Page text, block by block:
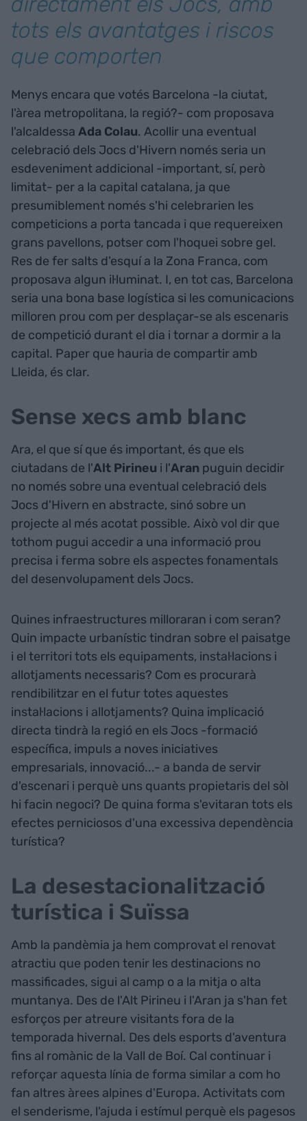
tots els avantatges i riscos
que comporten
Menys encara que votés Barcelona -la ciutat,
l'àrea metropolitana, la regió?- com proposava
l'alcaldessa Ada Colau. Acollir una eventual
celebració dels Jocs d'Hivern només seria un
esdeveniment addicional -important, sí, però
limitat- per a la capital catalana, ja que
presumiblement només s'hi celebrarien les
competicions a porta tancada i que requereixen
grans pavellons, potser com l'hoquei sobre gel.
Res de fer salts d'esquí a la Zona Franca, com
proposava algun il·luminat. I, en tot cas, Barcelona
seria una bona base logística si les comunicacions
milloren prou com per desplaçar-se als escenaris
de competició durant el dia i tornar a dormir a la
capital. Paper que hauria de compartir amb
Lleida, és clar.
Sense xecs amb blanc
Ara, el que sí que és important, és que els
ciutadans de l'Alt Pirineu i l'Aran puguin decidir
no només sobre una eventual celebració dels
Jocs d'Hivern en abstracte, sinó sobre un
projecte al més acotat possible. Això vol dir que
tothom pugui accedir a una informació prou
precisa i ferma sobre els aspectes fonamentals
del desenvolupament dels Jocs.
Quines infraestructures milloraran i com seran?
Quin impacte urbanístic tindran sobre el paisatge
i el territori tots els equipaments, instal·lacions i
allotjaments necessaris? Com es procurarà
rendibilitzar en el futur totes aquestes
instal·lacions i allotjaments? Quina implicació
directa tindrà la regió en els Jocs -formació
específica, impuls a noves iniciatives
empresarials, innovació...- a banda de servir
d'escenari i perquè uns quants propietaris del sòl
hi facin negoci? De quina forma s'evitaran tots els
efectes perniciosos d'una excessiva dependència
turística?
La desestacionalització
turística i Suïssa
Amb la pandèmia ja hem comprovat el renovat
atractiu que poden tenir les destinacions no
massificades, sigui al camp o a la mitja o alta
muntanya. Des de l'Alt Pirineu i l'Aran ja s'han fet
esforços per atreure visitants fora de la
temporada hivernal. Des dels esports d'aventura
fins al romànic de la Vall de Boí. Cal continuar i
reforçar aquesta línia de forma similar a com ho
fan altres àrees alpines d'Europa. Activitats com
el senderisme, l'ajuda i estímul perquè els pagesos